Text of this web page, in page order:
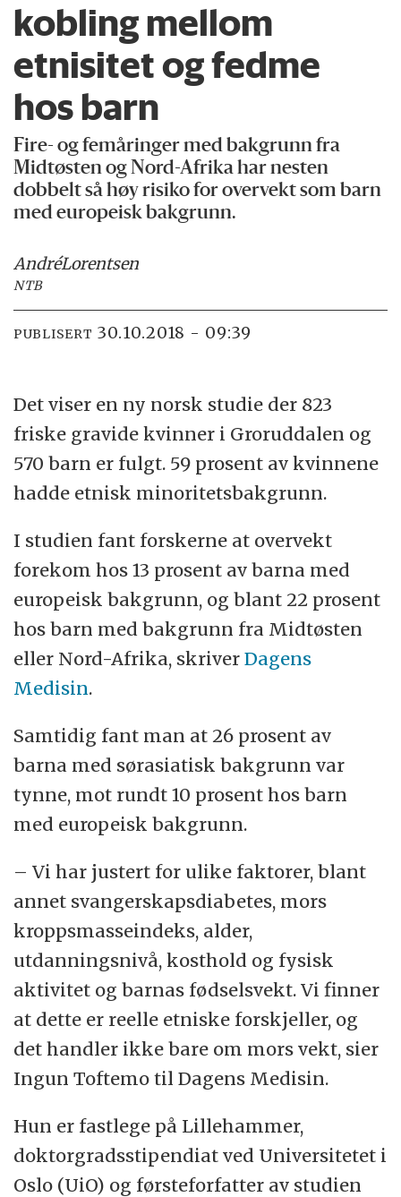
kobling mellom
etnisitet og fedme
hos barn
Fire- og femåringer med bakgrunn fra
Midtøsten og Nord-Afrika har nesten
dobbelt så høy risiko for overvekt som barn
med europeisk bakgrunn.
AndréLorentsen
NTB
PUBLISERT 30.10.2018 - 09:39
Det viser en ny norsk studie der 823
friske gravide kvinner i Groruddalen og
570 barn er fulgt. 59 prosent av kvinnene
hadde etnisk minoritetsbakgrunn.
I studien fant forskerne at overvekt
forekom hos 13 prosent av barna med
europeisk bakgrunn, og blant 22 prosent
hos barn med bakgrunn fra Midtøsten
eller Nord-Afrika, skriverDagens
Medisin.
Samtidig fant man at 26 prosent av
barna med sørasiatisk bakgrunn var
tynne, mot rundt 10 prosent hos barn
med europeisk bakgrunn.
– Vi har justert for ulike faktorer, blant
annet svangerskapsdiabetes, mors
kroppsmasseindeks, alder,
utdanningsnivå, kosthold og fysisk
aktivitet og barnas fødselsvekt. Vi finner
at dette er reelle etniske forskjeller, og
det handler ikke bare om mors vekt, sier
Ingun Toftemo til Dagens Medisin.
Hun er fastlege på Lillehammer,
doktorgradsstipendiat ved Universitetet i
Oslo (UiO) og førsteforfatter av studien